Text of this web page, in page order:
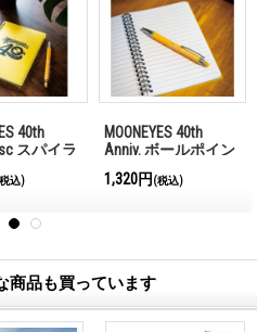
40th
スパイラ
込)
MOONEYES 40th
Anniv. ボールポイン
1,320円 (税込)
商品も買っています